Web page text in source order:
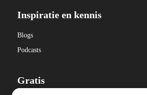
Inspiratie en kennis
Blogs
Podcasts
Gratis